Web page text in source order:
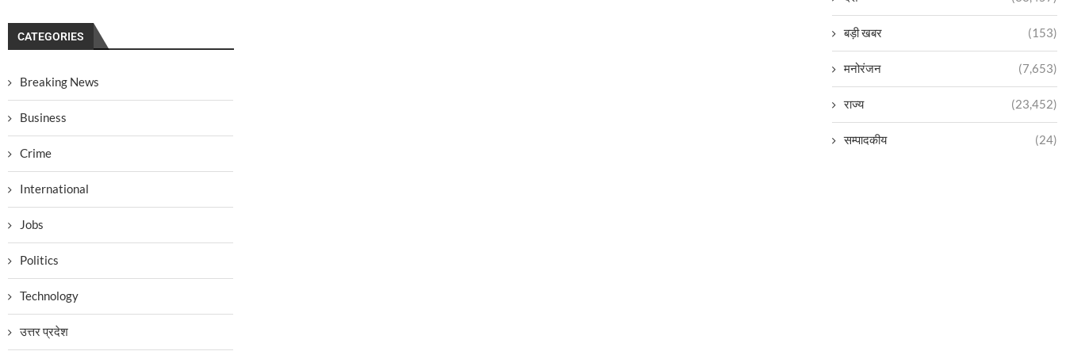
बड़ी खबर (153)
मनोरंजन (7,653)
राज्य (23,452)
सम्पादकीय (24)
CATEGORIES
Breaking News
Business
Crime
International
Jobs
Politics
Technology
उत्तर प्रदेश